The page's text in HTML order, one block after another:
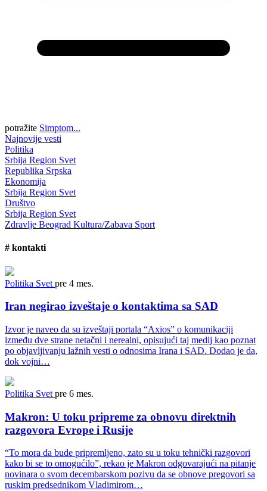
potražite Simptom...
Najnovije vesti
Politika
Srbija Region Svet
Republika Srpska
Ekonomija
Srbija Region Svet
Društvo
Srbija Region Svet
Zdravlje Beograd Kultura/Zabava Sport
# kontakti
Politika Svet pre 4 mes.
Iran negirao izveštaje o kontaktima sa SAD
Izvor je naveo da su izveštaji portala “Axios” o komunikaciji
između dve strane netačni i nerealni, opisujući taj medij kao poznat
po objavljivanju lažnih vesti o odnosima Irana i SAD. Dodao je da,
dok vojni…
Politika Svet pre 6 mes.
Makron: U toku pripreme za obnovu direktnih
razgovora Evrope i Rusije
“To mora da bude pripremljeno, zato su u toku tehnički razgovori
kako bi se to omogućilo”, rekao je Makron odgovarajući na pitanje
novinara o svom decembarskom pozivu da se obnove pregovori sa
ruskim predsednikom Vladimirom…